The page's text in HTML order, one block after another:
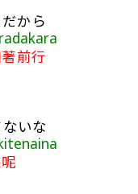
から
前行
いな